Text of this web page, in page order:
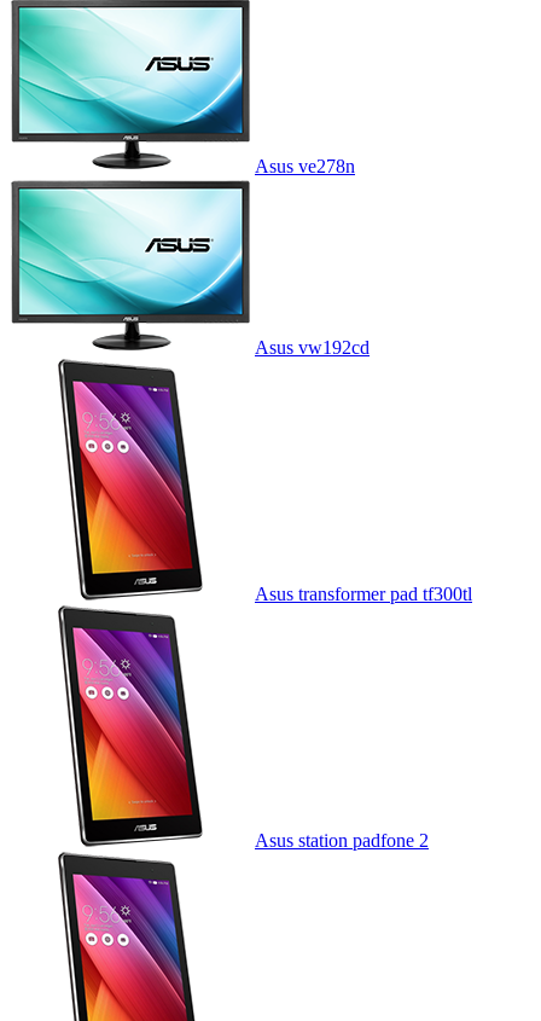
Asus ve278n
Asus vw192cd
Asus transformer pad tf300tl
Asus station padfone 2